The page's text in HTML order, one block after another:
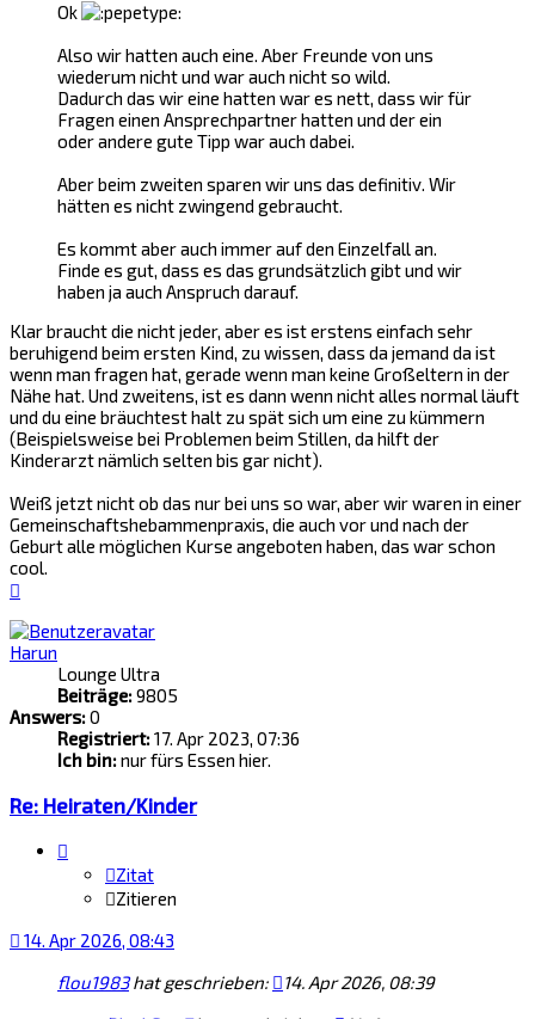
Ok
Also wir hatten auch eine. Aber Freunde von uns
wiederum nicht und war auch nicht so wild.
Dadurch das wir eine hatten war es nett, dass wir für
Fragen einen Ansprechpartner hatten und der ein
oder andere gute Tipp war auch dabei.
Aber beim zweiten sparen wir uns das definitiv. Wir
hätten es nicht zwingend gebraucht.
Es kommt aber auch immer auf den Einzelfall an.
Finde es gut, dass es das grundsätzlich gibt und wir
haben ja auch Anspruch darauf.
Klar braucht die nicht jeder, aber es ist erstens einfach sehr
beruhigend beim ersten Kind, zu wissen, dass da jemand da ist
wenn man fragen hat, gerade wenn man keine Großeltern in der
Nähe hat. Und zweitens, ist es dann wenn nicht alles normal läuft
und du eine bräuchtest halt zu spät sich um eine zu kümmern
(Beispielsweise bei Problemen beim Stillen, da hilft der
Kinderarzt nämlich selten bis gar nicht).
Weiß jetzt nicht ob das nur bei uns so war, aber wir waren in einer
Gemeinschaftshebammenpraxis, die auch vor und nach der
Geburt alle möglichen Kurse angeboten haben, das war schon
cool.
Harun
Lounge Ultra
Beiträge:9805
Answers:0
Registriert:17. Apr 2023, 07:36
Ich bin:nur fürs Essen hier.
Re: Heiraten/Kinder
Zitat
Zitieren
14. Apr 2026, 08:43
flou1983hat geschrieben:
14. Apr 2026, 08:39